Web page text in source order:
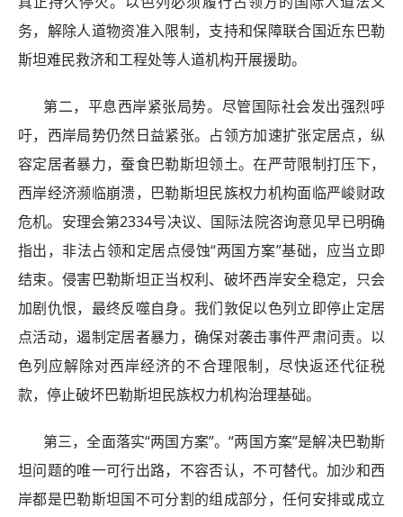
务，解除人道物资准入限制，支持和保障联合国近东巴勒
斯坦难民救济和工程处等人道机构开展援助。
第二，平息西岸紧张局势。尽管国际社会发出强烈呼
吁，西岸局势仍然日益紧张。占领方加速扩张定居点，纵
容定居者暴力，蚕食巴勒斯坦领土。在严苛限制打压下，
西岸经济濒临崩溃，巴勒斯坦民族权力机构面临严峻财政
危机。安理会第2334号决议、国际法院咨询意见早已明确
指出，非法占领和定居点侵蚀“两国方案”基础，应当立即
结束。侵害巴勒斯坦正当权利、破坏西岸安全稳定，只会
加剧仇恨，最终反噬自身。我们敦促以色列立即停止定居
点活动，遏制定居者暴力，确保对袭击事件严肃问责。以
色列应解除对西岸经济的不合理限制，尽快返还代征税
款，停止破坏巴勒斯坦民族权力机构治理基础。
第三，全面落实“两国方案”。“两国方案”是解决巴勒斯
坦问题的唯一可行出路，不容否认，不可替代。加沙和西
岸都是巴勒斯坦国不可分割的组成部分，任何安排或成立